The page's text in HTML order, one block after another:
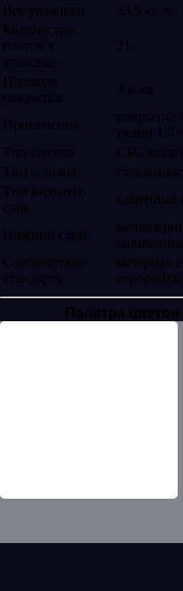
Вес упаковки
33,5 кг +/-
Количество
гонтов в
упаковке
21
Площадь
покрытия
3 м.кв
Применение
уклон 1:5
Тип битума
СБС-
Тип основы
Тип верхнего
слоя
каменные
Нижний слой
Соответствие
стандарту
материал
Палитра